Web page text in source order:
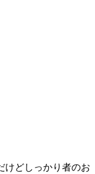
けどしっかり者のお